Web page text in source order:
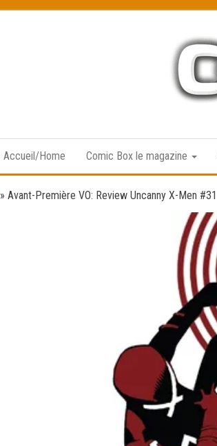
Accueil/Home Comic Box le magazine
» Avant-Première VO: Review Uncanny X-Men #31